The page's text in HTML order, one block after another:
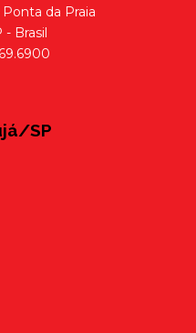
da Praia
- Brasil
SP